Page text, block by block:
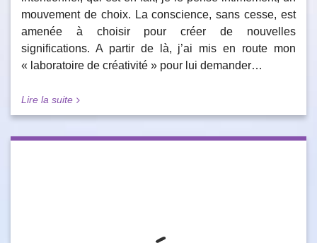
mouvement de choix. La conscience, sans cesse, est
amenée à choisir pour créer de nouvelles
significations. A partir de là, j’ai mis en route mon
« laboratoire de créativité » pour lui demander…
Lire la suite